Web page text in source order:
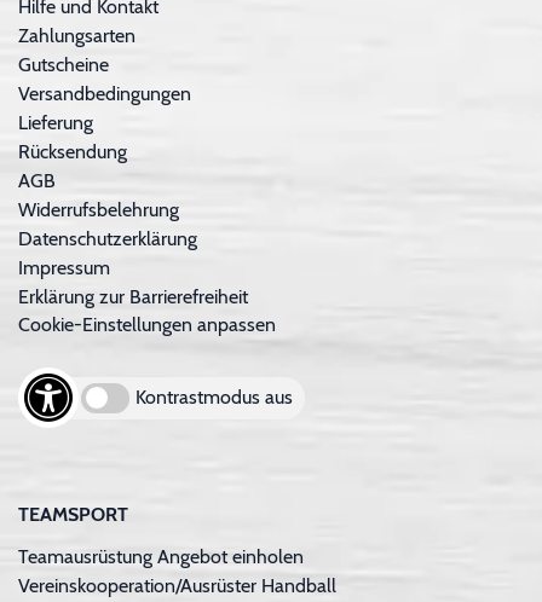
Hilfe und Kontakt
Zahlungsarten
Gutscheine
Versandbedingungen
Lieferung
Rücksendung
AGB
Widerrufsbelehrung
Datenschutzerklärung
Impressum
Erklärung zur Barrierefreiheit
Cookie-Einstellungen anpassen
Kontrastmodus aus
TEAMSPORT
Teamausrüstung Angebot einholen
Vereinskooperation/Ausrüster Handball